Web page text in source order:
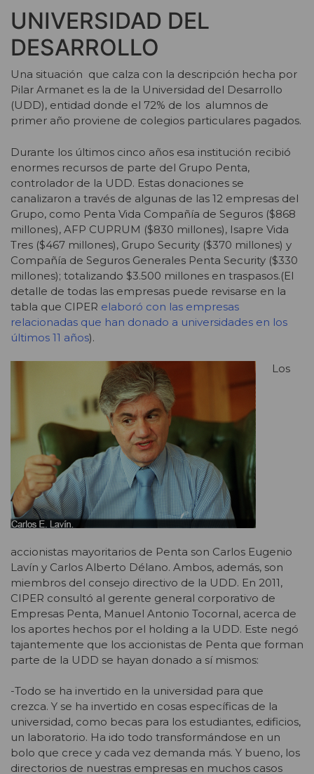
UNIVERSIDAD DEL
DESARROLLO
Una situación que calza con la descripción hecha por
Pilar Armanet es la de la Universidad del Desarrollo
(UDD), entidad donde el 72% de los alumnos de
primer año proviene de colegios particulares pagados.
Durante los últimos cinco años esa institución recibió
enormes recursos de parte del Grupo Penta,
controlador de la UDD. Estas donaciones se
canalizaron a través de algunas de las 12 empresas del
Grupo, como Penta Vida Compañía de Seguros ($868
millones), AFP CUPRUM ($830 millones), Isapre Vida
Tres ($467 millones), Grupo Security ($370 millones) y
Compañía de Seguros Generales Penta Security ($330
millones); totalizando $3.500 millones en traspasos.(El
detalle de todas las empresas puede revisarse en la
tabla que CIPER elaboró con las empresas
relacionadas que han donado a universidades en los
últimos 11 años).
Los
accionistas mayoritarios de Penta son Carlos Eugenio
Lavín y Carlos Alberto Délano. Ambos, además, son
miembros del consejo directivo de la UDD. En 2011,
CIPER consultó al gerente general corporativo de
Empresas Penta, Manuel Antonio Tocornal, acerca de
los aportes hechos por el holding a la UDD. Este negó
tajantemente que los accionistas de Penta que forman
parte de la UDD se hayan donado a sí mismos:
-Todo se ha invertido en la universidad para que
crezca. Y se ha invertido en cosas específicas de la
universidad, como becas para los estudiantes, edificios,
un laboratorio. Ha ido todo transformándose en un
bolo que crece y cada vez demanda más. Y bueno, los
directorios de nuestras empresas en muchos casos